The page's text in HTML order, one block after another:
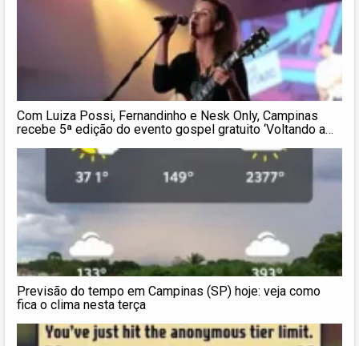
Com Luiza Possi, Fernandinho e Nesk Only, Campinas
recebe 5ª edição do evento gospel gratuito ‘Voltando a
Previsão do tempo em Campinas (SP) hoje: veja como
fica o clima nesta terça